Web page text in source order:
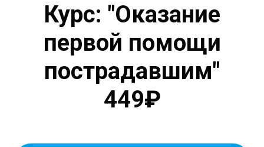
Курс: "Оказание
первой помощи
пострадавшим"
449₽